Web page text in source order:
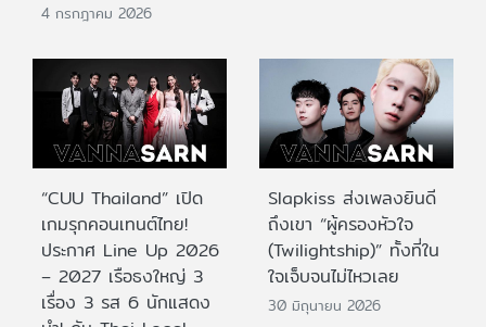
4 กรกฎาคม 2026
“CUU Thailand” เปิด
เกมรุกคอนเทนต์ไทย!
ประกาศ Line Up 2026
– 2027 เรือธงใหญ่ 3
เรื่อง 3 รส 6 นักแสดง
Slapkiss ส่งเพลงยินดี
ถึงเขา “ผู้ครองหัวใจ
(Twilightship)” ทั้งที่ใน
ใจเจ็บจนไม่ไหวเลย
30 มิถุนายน 2026